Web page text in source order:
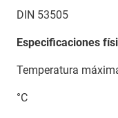
DIN 53505
Especificaciones
Temperatura
°C